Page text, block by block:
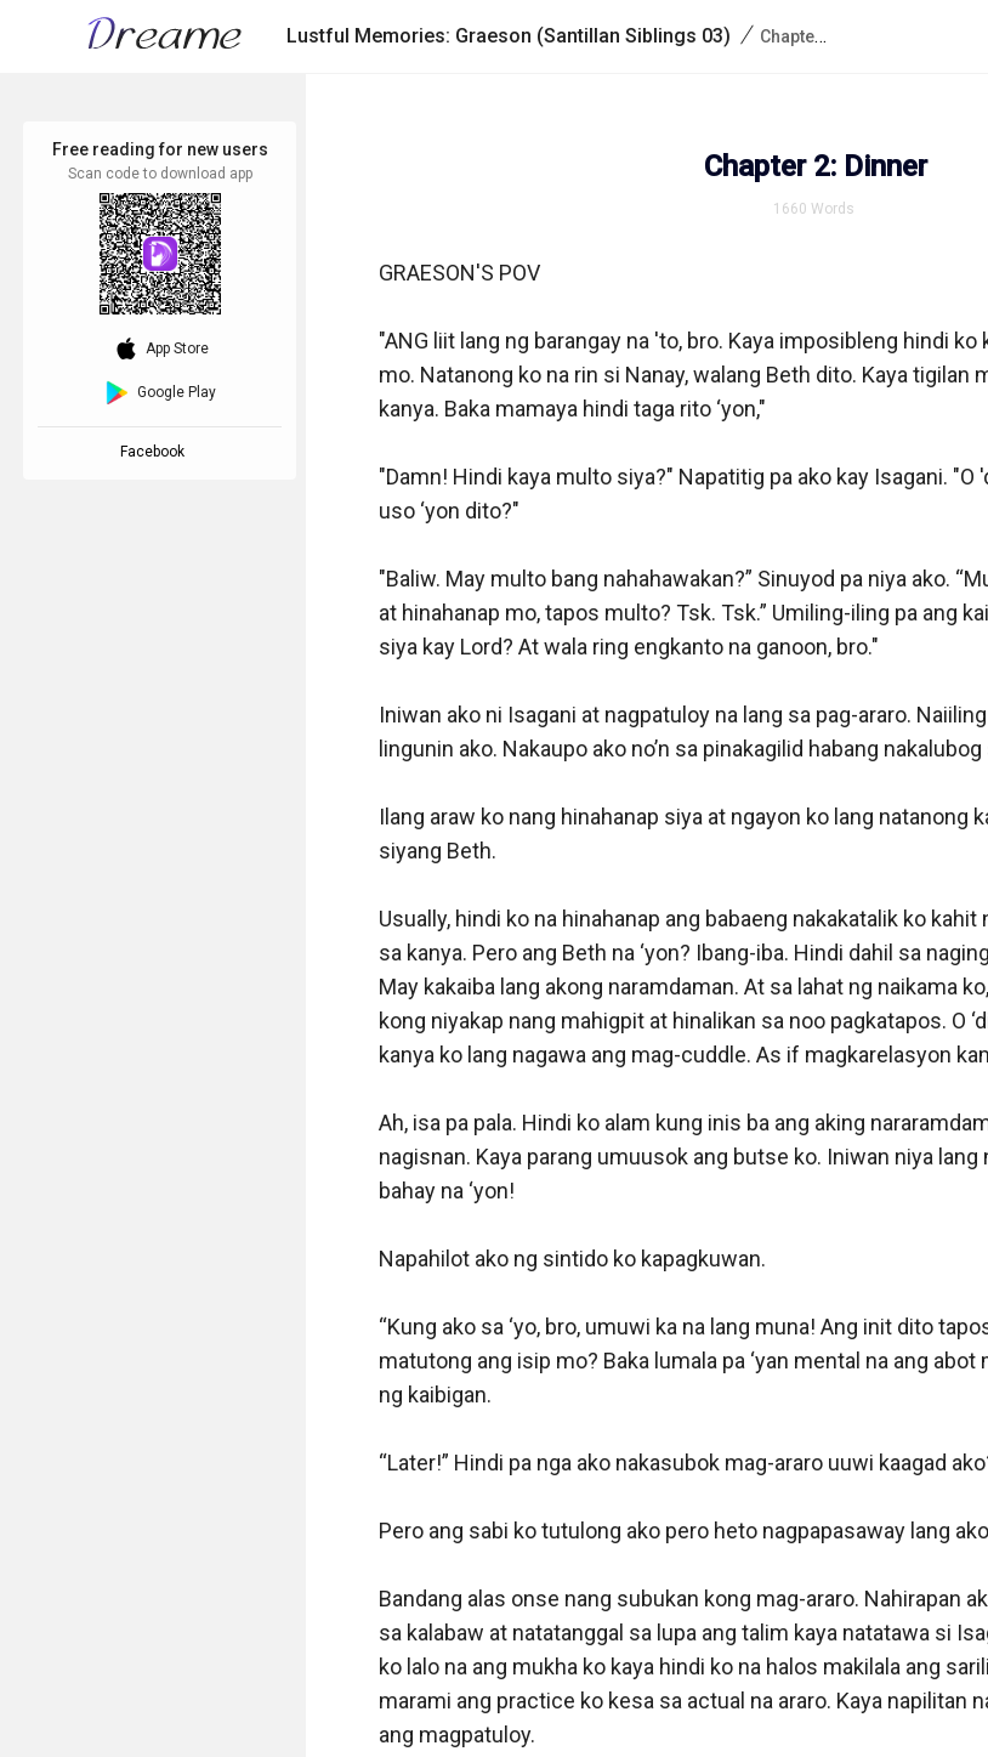
Lustful Memories: Graeson (Santillan Siblings 03) / Chapter 2: Dinner
Chapter 2: Dinner
1660 Words
GRAESON'S POV
"ANG liit lang ng barangay na 'to, bro. Kaya imposibleng hindi ko
mo. Natanong ko na rin si Nanay, walang Beth dito. Kaya tigilan
kanya. Baka mamaya hindi taga rito ‘yon,"
"Damn! Hindi kaya multo siya?" Napatitig pa ako kay Isagani. "O
uso ‘yon dito?"
"Baliw. May multo bang nahahawakan?” Sinuyod pa niya ako.
at hinahanap mo, tapos multo? Tsk. Tsk.” Umiling-iling pa ang
siya kay Lord? At wala ring engkanto na ganoon, bro."
Iniwan ako ni Isagani at nagpatuloy na lang sa pag-araro.
lingunin ako. Nakaupo ako no’n sa pinakagilid habang
Ilang araw ko nang hinahanap siya at ngayon ko lang natanong
siyang Beth.
Usually, hindi ko na hinahanap ang babaeng nakakatalik ko
sa kanya. Pero ang Beth na ‘yon? Ibang-iba. Hindi dahil sa
May kakaiba lang akong naramdaman. At sa lahat ng naikama
kong niyakap nang mahigpit at hinalikan sa noo pagkatapos. O
kanya ko lang nagawa ang mag-cuddle. As if magkarelasyon
Ah, isa pa pala. Hindi ko alam kung inis ba ang aking
nagisnan. Kaya parang umuusok ang butse ko. Iniwan niya
bahay na ‘yon!
Napahilot ako ng sintido ko kapagkuwan.
“Kung ako sa ‘yo, bro, umuwi ka na lang muna! Ang init dito
matutong ang isip mo? Baka lumala pa ‘yan mental na ang abot
ng kaibigan.
“Later!” Hindi pa nga ako nakasubok mag-araro uuwi kaagad
Pero ang sabi ko tutulong ako pero heto nagpapasaway lang
Bandang alas onse nang subukan kong mag-araro. Nahirapan
sa kalabaw at natatanggal sa lupa ang talim kaya natatawa si
ko lalo na ang mukha ko kaya hindi ko na halos makilala ang
marami ang practice ko kesa sa actual na araro. Kaya napilitan
ang magpatuloy.
Free reading for new users
Scan code to download app
download_ios App Store
Google Play
Facebook